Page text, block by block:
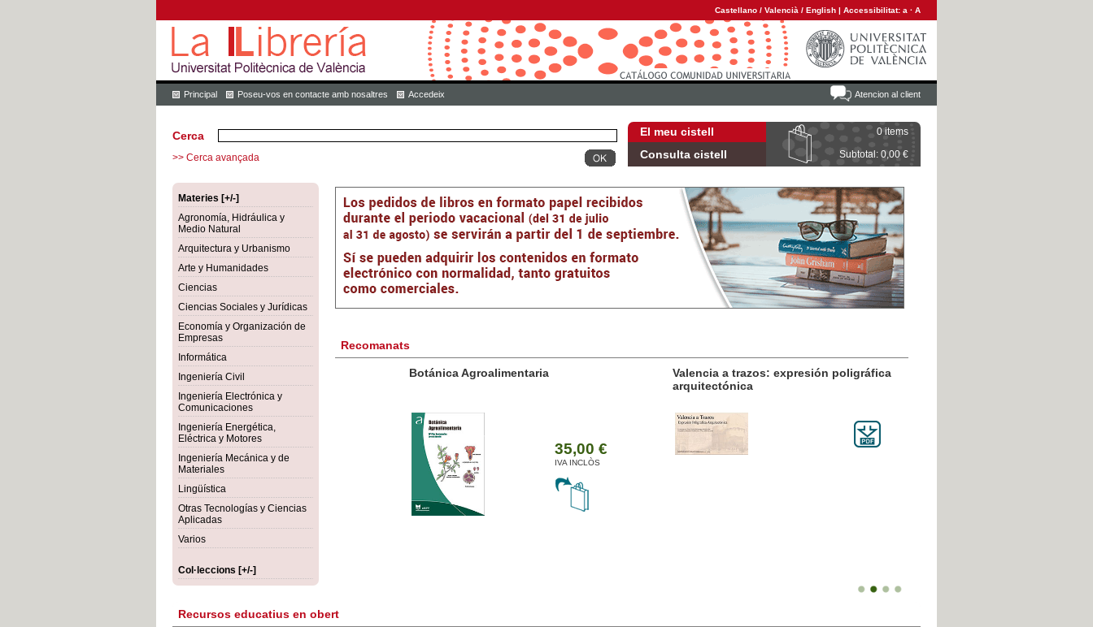
Castellano / Valencià / English | Accessibilitat: a · A
Atencion al client
Principal Poseu-vos en contacte amb nosaltres Accedeix
El meu cistell 0 items
Consulta cistell Subtotal: 0,00 €
Cerca
>> Cerca avançada
Materies [+/-]
Agronomía, Hidráulica y
Medio Natural
Arquitectura y Urbanismo
Arte y Humanidades
Ciencias
Ciencias Sociales y Jurídicas
Economía y Organización de
Empresas
Informática
Ingeniería Civil
Ingeniería Electrónica y
Comunicaciones
Ingeniería Energética,
Eléctrica y Motores
Ingeniería Mecánica y de
Materiales
Lingüística
Otras Tecnologías y Ciencias
Aplicadas
Varios
Col·leccions [+/-]
Recomanats
Botánica Agroalimentaria
Valencia a trazos: expresión poligráfica
arquitectónica
Recursos educatius en obert